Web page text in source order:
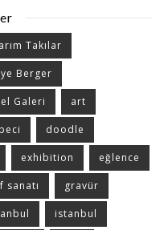
Takılar
Berger
Galeri art
doodle
exhibition eğlence
gravür
istanbul